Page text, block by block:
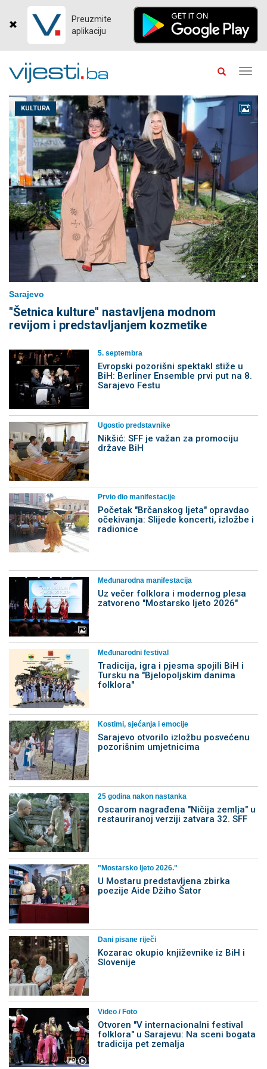
Preuzmite
aplikaciju
KULTURA
Sarajevo
"Šetnica kulture" nastavljena modnom
revijom i predstavljanjem kozmetike
5. septembra
Evropski pozorišni spektakl stiže u
BiH: Berliner Ensemble prvi put na 8.
Sarajevo Festu
Ugostio predstavnike
Nikšić: SFF je važan za promociju
države BiH
Prvio dio manifestacije
Početak "Brčanskog ljeta" opravdao
očekivanja: Slijede koncerti, izložbe i
radionice
Međunarodna manifestacija
Uz večer folklora i modernog plesa
zatvoreno "Mostarsko ljeto 2026"
Međunarodni festival
Tradicija, igra i pjesma spojili BiH i
Tursku na "Bjelopoljskim danima
folklora"
Kostimi, sjećanja i emocije
Sarajevo otvorilo izložbu posvećenu
pozorišnim umjetnicima
25 godina nakon nastanka
Oscarom nagrađena "Ničija zemlja" u
restauriranoj verziji zatvara 32. SFF
"Mostarsko ljeto 2026."
U Mostaru predstavljena zbirka
poezije Aide Džiho Šator
Dani pisane riječi
Kozarac okupio književnike iz BiH i
Slovenije
Video / Foto
Otvoren "V internacionalni festival
folklora" u Sarajevu: Na sceni bogata
tradicija pet zemalja